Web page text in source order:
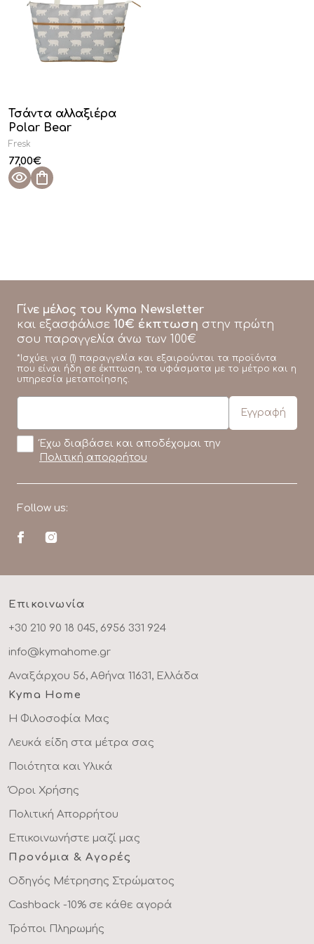
ΔΙΑΚΟΣΜΗΣΗ ΔΩΜΑΤΙΟΥ (30)
Τσάντα αλλαξιέρα
Polar Bear
Fresk
77,00€
Γίνε μέλος του Kyma Newsletter
και εξασφάλισε 10€ έκπτωση στην πρώτη
σου παραγγελία άνω των 100€
*Ισχύει για (1) παραγγελία και εξαιρούνται τα προϊόντα
που είναι ήδη σε έκπτωση, τα υφάσματα με το μέτρο και η
υπηρεσία μεταποίησης.
Έχω διαβάσει και αποδέχομαι την
Πολιτική απορρήτου
Follow us:
Επικοινωνία
+30 210 90 18 045, 6956 331 924
info@kymahome.gr
Αναξάρχου 56, Αθήνα 11631, Ελλάδα
Kyma Home
Η Φιλοσοφία Μας
Λευκά είδη στα μέτρα σας
Ποιότητα και Υλικά
Όροι Χρήσης
Πολιτική Απορρήτου
Επικοινωνήστε μαζί μας
Προνόμια & Αγορές
Οδηγός Μέτρησης Στρώματος
Cashback -10% σε κάθε αγορά
Τρόποι Πληρωμής